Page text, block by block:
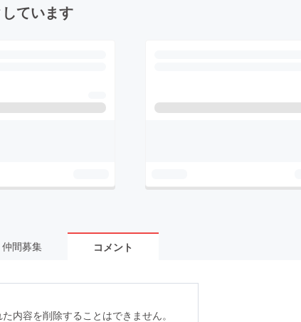
ています
仲間募集 コメント
内容を削除することはできません。